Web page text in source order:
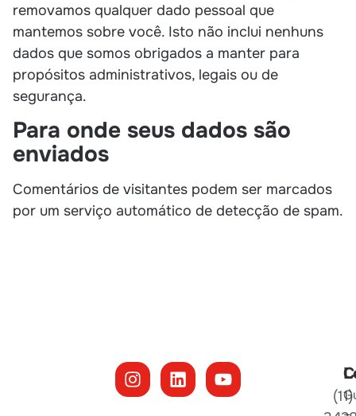
removamos qualquer dado pessoal que
mantemos sobre você. Isto não inclui nenhuns
dados que somos obrigados a manter para
propósitos administrativos, legais ou de
segurança.
Para onde seus dados são
enviados
Comentários de visitantes podem ser marcados
por um serviço automático de detecção de spam.
(11)